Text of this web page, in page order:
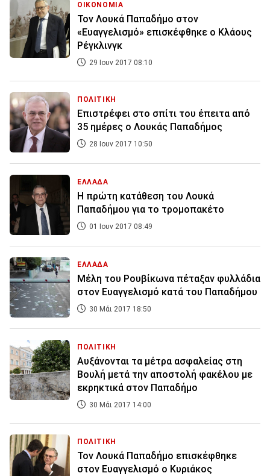
ΟΙΚΟΝΟΜΙΑ
Τον Λουκά Παπαδήμο στον
«Ευαγγελισμό» επισκέφθηκε ο Κλάους
Ρέγκλινγκ
29 Ιουν 2017 08:10
ΠΟΛΙΤΙΚΗ
Επιστρέφει στο σπίτι του έπειτα από
35 ημέρες ο Λουκάς Παπαδήμος
28 Ιουν 2017 10:50
ΕΛΛΑΔΑ
Η πρώτη κατάθεση του Λουκά
Παπαδήμου για το τρομοπακέτο
01 Ιουν 2017 08:49
ΕΛΛΑΔΑ
Μέλη του Ρουβίκωνα πέταξαν φυλλάδια
στον Ευαγγελισμό κατά του Παπαδήμου
30 Μάι 2017 18:50
ΠΟΛΙΤΙΚΗ
Αυξάνονται τα μέτρα ασφαλείας στη
Βουλή μετά την αποστολή φακέλου με
εκρηκτικά στον Παπαδήμο
30 Μάι 2017 14:00
ΠΟΛΙΤΙΚΗ
Τον Λουκά Παπαδήμο επισκέφθηκε
στον Ευαγγελισμό ο Κυριάκος